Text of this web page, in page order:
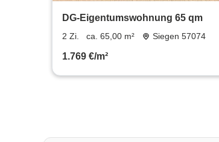
DG-Eigentumswohnung 65 qm
2 Zi. ca. 65,00 m² Siegen 57074
1.769 €/m²